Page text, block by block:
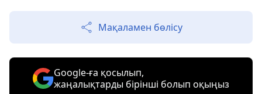
Мақаламен бөлісу
Google-ға қосылып,
жаңалықтарды бірінші болып оқыңыз